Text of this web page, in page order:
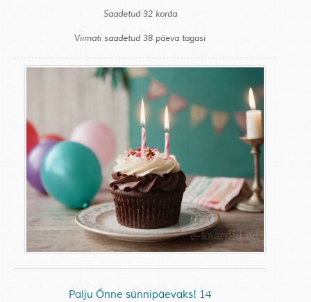
Saadetud 32 korda
Viimati saadetud 38 päeva tagasi
Palju Õnne sünnipäevaks! 14